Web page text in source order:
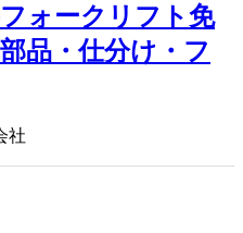
フォークリフト免
品・仕分け・フ
社